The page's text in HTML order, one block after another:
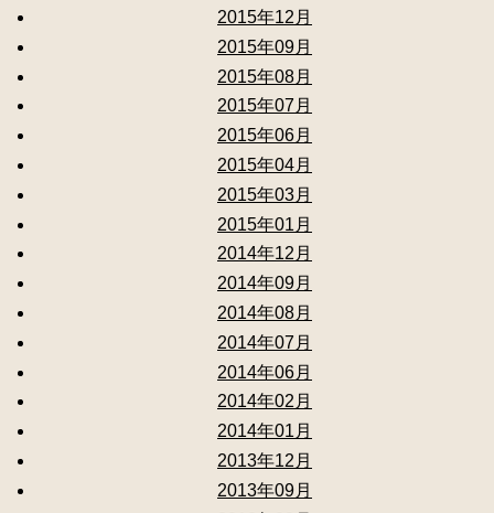
2015年12月
2015年09月
2015年08月
2015年07月
2015年06月
2015年04月
2015年03月
2015年01月
2014年12月
2014年09月
2014年08月
2014年07月
2014年06月
2014年02月
2014年01月
2013年12月
2013年09月